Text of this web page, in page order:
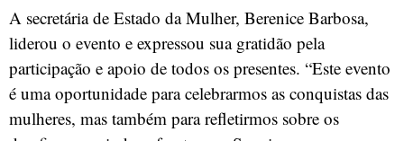
A secretária de Estado da Mulher, Berenice Barbosa,
liderou o evento e expressou sua gratidão pela
participação e apoio de todos os presentes. “Este evento
é uma oportunidade para celebrarmos as conquistas das
mulheres, mas também para refletirmos sobre os